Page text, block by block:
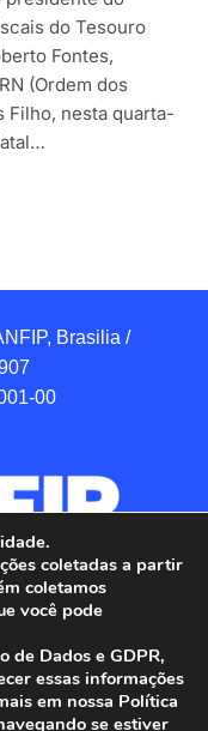
do Tesouro
Fontes,
(Ordem dos
Filho, nesta quarta-
Brasilia /
00
coletadas a partir
coletamos
você pode
de Dados e GDPR,
essas informações
em nossa Política
se estiver